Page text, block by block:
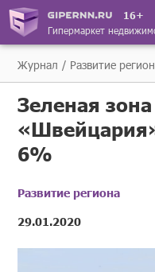
16+
Гипермаркет
Журнал Развитие
Зеленая
6%
Развитие региона
29.01.2020